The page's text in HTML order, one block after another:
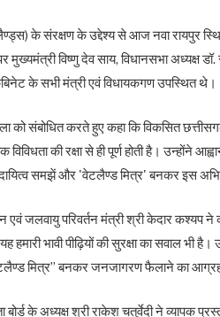
के संरक्षण के उद्देश्य से आज नवा रायपुर
विष्णु देव साय, विधानसभा अध्यक्ष डॉ.
के सभी मंत्री एवं विधायकगण उपस्थित थे।
को संबोधित करते हुए कहा कि विकसित
की रक्षा से ही पूर्ण होती है। उन्होंने
समझें और 'वेटलैण्ड मित्र' बनकर इस
एवं जलवायु परिवर्तन मंत्री श्री केदार
हमारी भावी पीढ़ियों की सुरक्षा का सवाल भी
मित्र” बनकर जनजागरण फैलाने का
बोर्ड के अध्यक्ष श्री राकेश चतुर्वेदी ने व्यापक